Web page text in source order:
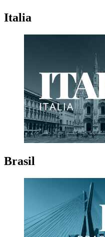
Italia
Brasil